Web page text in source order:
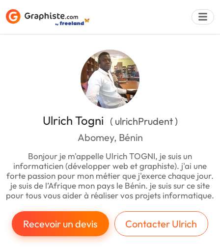
Ulrich Togni ( ulrichPrudent )
Abomey, Bénin
Bonjour je m'appelle Ulrich TOGNI, je suis un
informaticien (développer web et graphiste). j'ai une
forte passion pour mon métier que j'exerce chaque jour.
je suis de l’Afrique mon pays le Bénin. je suis sur ce site
pour tous vous aider à réaliser vos projets informatique.
Recevoir un devis Contacter Ulrich